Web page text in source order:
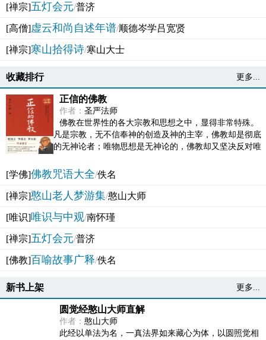
[禅宗]五灯会元/普济
[高僧]虚云和尚自述年谱/顺德岑学吕宽贤
[禅宗]寒山拾得诗/寒山大士
收藏排行 更多...
正信的佛教
作者： 圣严法师
佛教在世界性的各大宗教和思想之中，显得非常特殊。
凡是宗教，无不信奉神的创造及神的主宰，佛教却是彻底
的无神论者；唯物思想是无神论的，佛教却又坚决反对唯
[学佛]佛教咒语大全/佚名
[禅宗]憨山老人梦游集/憨山大师
[唯识]唯识与中观/南怀瑾
[禅宗]五灯会元/普济
[佛教]百喻故事广释/佚名
新书上架 更多...
圆觉经憨山大师直解
作者： 憨山大师
此经以单法为名，一真法界如来藏心为体，以圆照觉相